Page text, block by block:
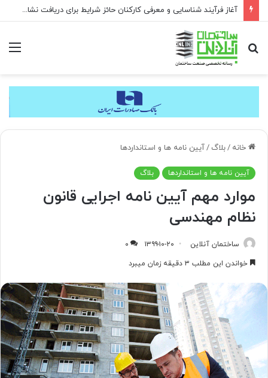
آغاز فرآیند شناسایی و معرفی کارکنان حائز شرایط برای دریافت نشان بهشت
جستجو
برای
خانه /بلاگ /آیین نامه ها و استانداردها
آیین نامه ها و استانداردها بلاگ
موارد مهم آيين نامه اجرایی قانون
نظام مهندسی
ساختمان آنلاین ۱۳۹۹-۱۰-۲۰
۰
خواندن این مطلب ۳ دقیقه زمان میبرد